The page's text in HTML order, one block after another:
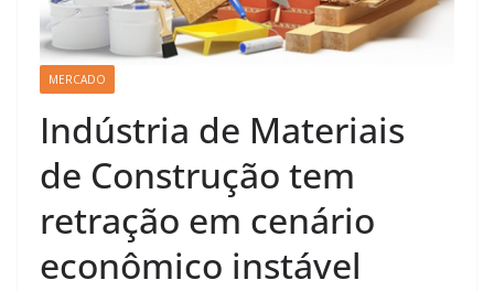
MERCADO
Indústria de Materiais
de Construção tem
retração em cenário
econômico instável